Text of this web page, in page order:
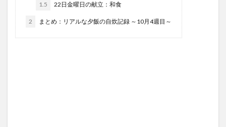
1.5 22日金曜日の献立：和食
2 まとめ：リアルな夕飯の自炊記録 ～10月4週目～